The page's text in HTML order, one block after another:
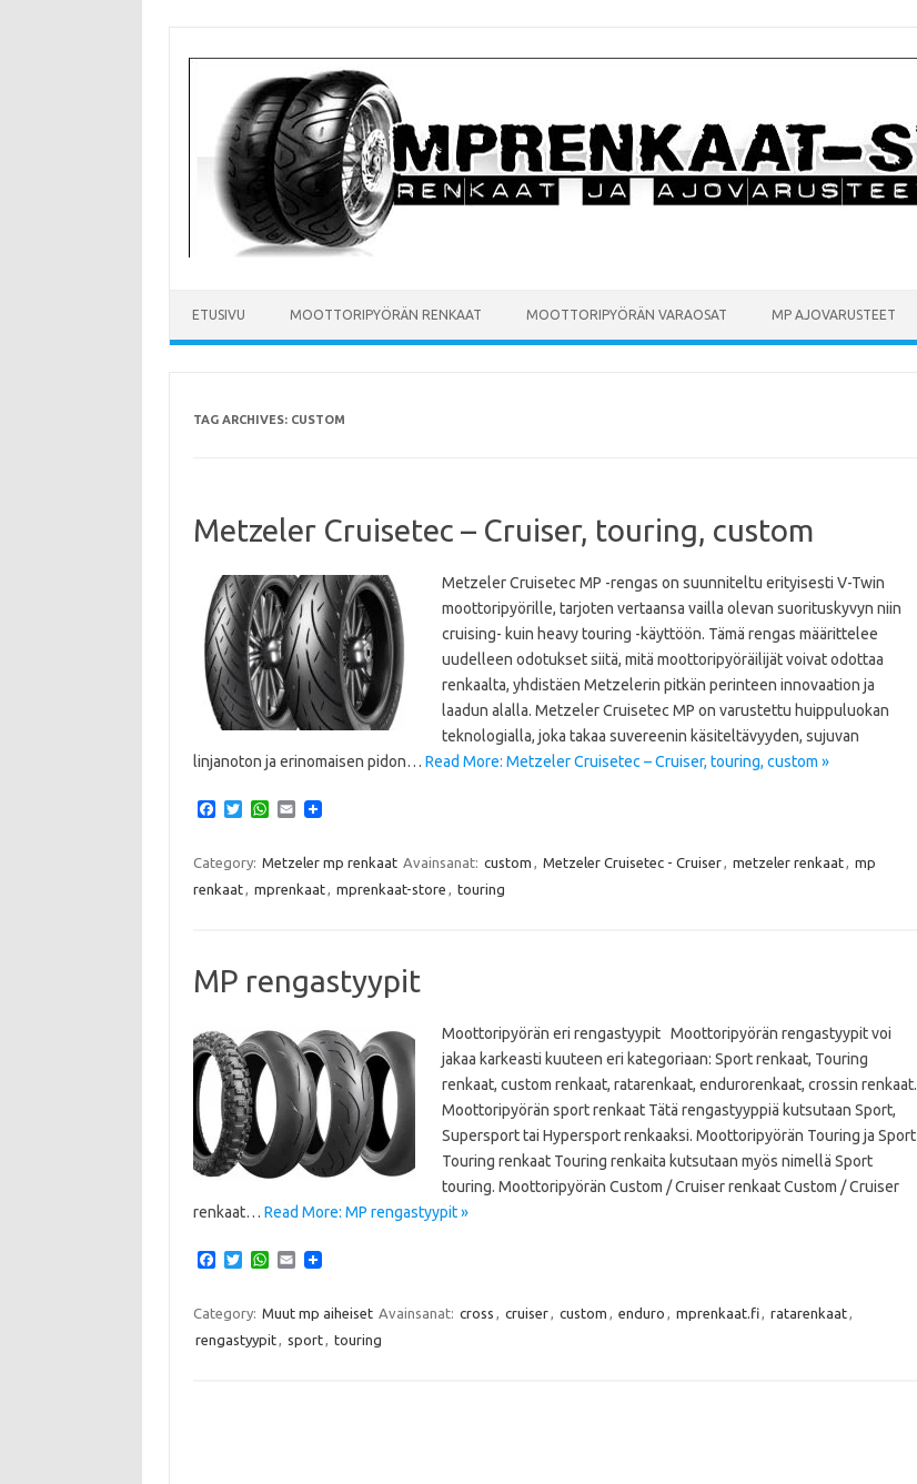
content
ETUSIVU MOOTTORIPYÖRÄN RENKAAT MOOTTORIPYÖRÄN VARAOSAT MP AJOVARUSTEET
TAG ARCHIVES: CUSTOM
Metzeler Cruisetec – Cruiser, touring, custom
Metzeler Cruisetec MP -rengas on suunniteltu erityisesti V-Twin
moottoripyörille, tarjoten vertaansa vailla olevan suorituskyvyn niin
cruising- kuin heavy touring -käyttöön. Tämä rengas määrittelee
uudelleen odotukset siitä, mitä moottoripyöräilijät voivat odottaa
renkaalta, yhdistäen Metzelerin pitkän perinteen innovaation ja
laadun alalla. Metzeler Cruisetec MP on varustettu huippuluokan
teknologialla, joka takaa suvereenin käsiteltävyyden, sujuvan
linjanoton ja erinomaisen pidon… Read More: Metzeler Cruisetec – Cruiser, touring, custom »
e
b
o
T
t
e
W
t
A
E
i
l
Category: Metzeler mp renkaat Avainsanat: custom , Metzeler Cruisetec - Cruiser, metzeler renkaat, mp
renkaat, mprenkaat, mprenkaat-store , touring
MP rengastyypit
Moottoripyörän eri rengastyypit Moottoripyörän rengastyypit voi
jakaa karkeasti kuuteen eri kategoriaan: Sport renkaat, Touring
renkaat, custom renkaat, ratarenkaat, endurorenkaat, crossin renkaat.
Moottoripyörän sport renkaat Tätä rengastyyppiä kutsutaan Sport,
Supersport tai Hypersport renkaaksi. Moottoripyörän Touring ja Sport
Touring renkaat Touring renkaita kutsutaan myös nimellä Sport
touring. Moottoripyörän Custom / Cruiser renkaat Custom / Cruiser
renkaat… Read More: MP rengastyypit »
e
o
T
t
t
e
W
t
s
A
E
i
Category: Muut mp aiheiset Avainsanat: cross , cruiser, custom , enduro , mprenkaat.fi, ratarenkaat,
rengastyypit, sport, touring